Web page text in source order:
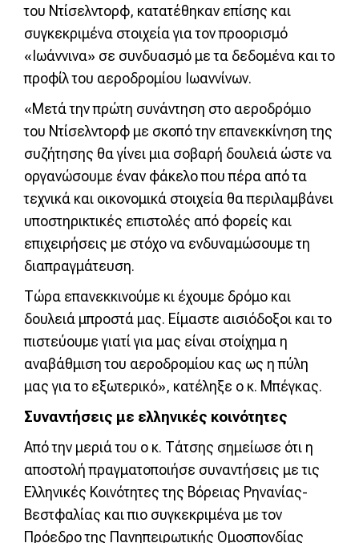
του Ντίσελντορφ, κατατέθηκαν επίσης και
συγκεκριμένα στοιχεία για τον προορισμό
«Ιωάννινα» σε συνδυασμό με τα δεδομένα και το
προφίλ του αεροδρομίου Ιωαννίνων.
«Μετά την πρώτη συνάντηση στο αεροδρόμιο
του Ντίσελντορφ με σκοπό την επανεκκίνηση της
συζήτησης θα γίνει μια σοβαρή δουλειά ώστε να
οργανώσουμε έναν φάκελο που πέρα από τα
τεχνικά και οικονομικά στοιχεία θα περιλαμβάνει
υποστηρικτικές επιστολές από φορείς και
επιχειρήσεις με στόχο να ενδυναμώσουμε τη
διαπραγμάτευση.
Τώρα επανεκκινούμε κι έχουμε δρόμο και
δουλειά μπροστά μας. Είμαστε αισιόδοξοι και το
πιστεύουμε γιατί για μας είναι στοίχημα η
αναβάθμιση του αεροδρομίου κας ως η πύλη
μας για το εξωτερικό», κατέληξε ο κ. Μπέγκας.
Συναντήσεις με ελληνικές κοινότητες
Από την μεριά του ο κ. Τάτσης σημείωσε ότι η
αποστολή πραγματοποιήσε συναντήσεις με τις
Ελληνικές Κοινότητες της Βόρειας Ρηνανίας-
Βεστφαλίας και πιο συγκεκριμένα με τον
Πρόεδρο της Πανηπειρωτικής Ομοσπονδίας